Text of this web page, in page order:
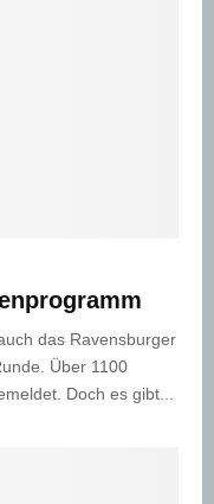
das Ravensburger
Über 1100
Doch es gibt...